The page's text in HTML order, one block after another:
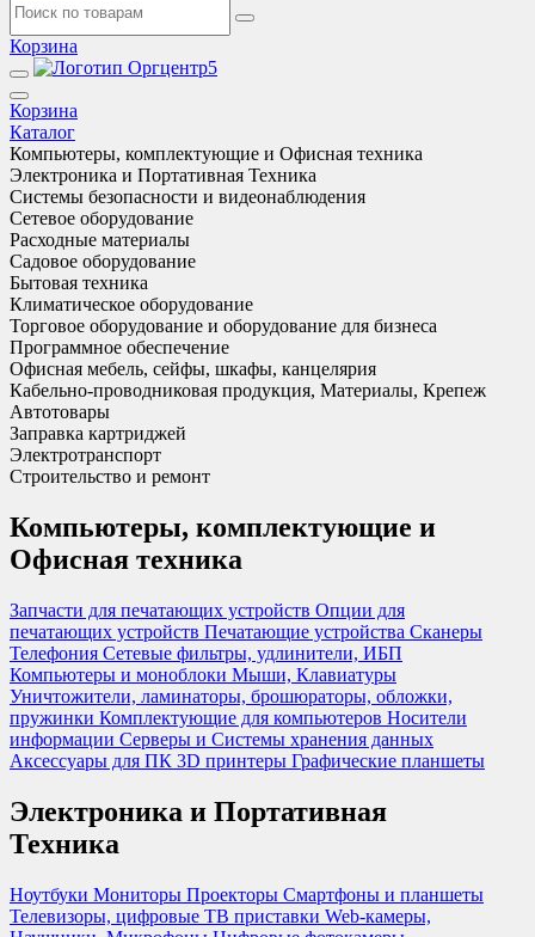
Корзина
Корзина
Каталог
Компьютеры, комплектующие и Офисная техника
Электроника и Портативная Техника
Системы безопасности и видеонаблюдения
Сетевое оборудование
Расходные материалы
Садовое оборудование
Бытовая техника
Климатическое оборудование
Торговое оборудование и оборудование для бизнеса
Программное обеспечение
Офисная мебель, сейфы, шкафы, канцелярия
Кабельно-проводниковая продукция, Материалы, Крепеж
Автотовары
Заправка картриджей
Электротранспорт
Строительство и ремонт
Компьютеры, комплектующие и
Офисная техника
Запчасти для печатающих устройств Опции для
печатающих устройств Печатающие устройства Сканеры
Телефония Сетевые фильтры, удлинители, ИБП
Компьютеры и моноблоки Мыши, Клавиатуры
Уничтожители, ламинаторы, брошюраторы, обложки,
пружинки Комплектующие для компьютеров Носители
информации Серверы и Системы хранения данных
Аксессуары для ПК 3D принтеры Графические планшеты
Электроника и Портативная
Техника
Ноутбуки Мониторы Проекторы Смартфоны и планшеты
Телевизоры, цифровые ТВ приставки Web-камеры,